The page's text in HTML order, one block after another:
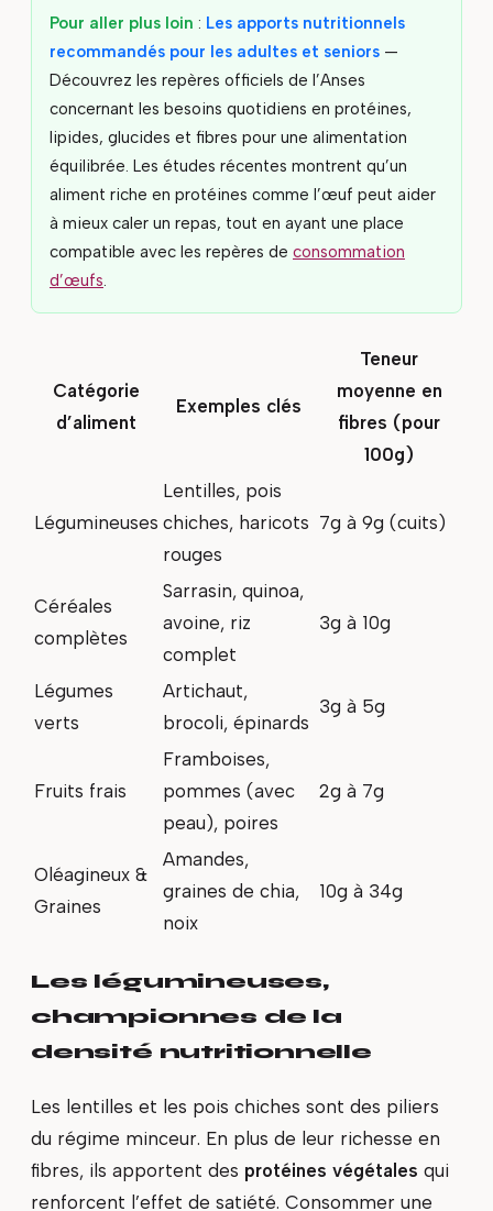
Pour aller plus loin : Les apports nutritionnels
recommandés pour les adultes et seniors —
Découvrez les repères officiels de l’Anses
concernant les besoins quotidiens en protéines,
lipides, glucides et fibres pour une alimentation
équilibrée. Les études récentes montrent qu’un
aliment riche en protéines comme l’œuf peut aider
à mieux caler un repas, tout en ayant une place
compatible avec les repères de consommation
d’œufs.
Catégorie
d’aliment
Exemples clés
Teneur
moyenne en
fibres (pour
100g)
Légumineuses
Lentilles, pois
chiches, haricots
rouges
7g à 9g (cuits)
Céréales
complètes
Sarrasin, quinoa,
avoine, riz
complet
3g à 10g
Légumes
verts
Artichaut,
brocoli, épinards
3g à 5g
Fruits frais
Framboises,
pommes (avec
peau), poires
2g à 7g
Oléagineux &
Graines
Amandes,
graines de chia,
noix
10g à 34g
Les légumineuses,
championnes de la
densité nutritionnelle
Les lentilles et les pois chiches sont des piliers
du régime minceur. En plus de leur richesse en
fibres, ils apportent des protéines végétales qui
renforcent l’effet de satiété. Consommer une